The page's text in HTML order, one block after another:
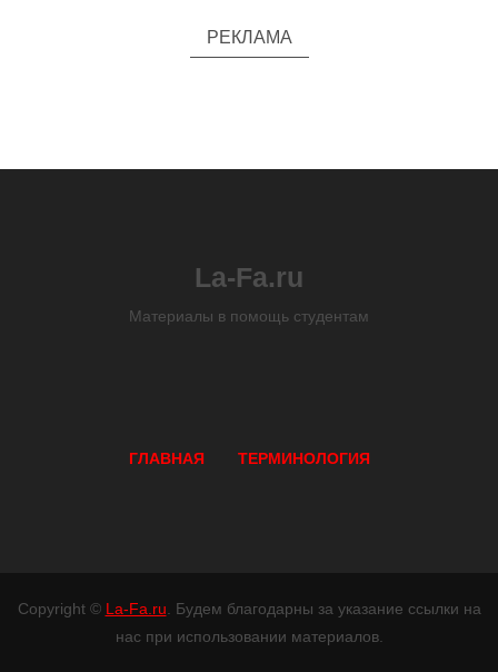
РЕКЛАМА
La-Fa.ru
Материалы в помощь студентам
ГЛАВНАЯ ТЕРМИНОЛОГИЯ
Copyright © La-Fa.ru . Будем благодарны за указание ссылки на
нас при использовании материалов.